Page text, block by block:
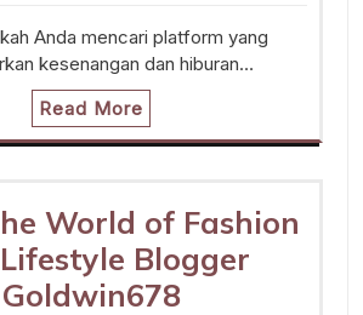
Anda mencari platform yang
kesenangan dan hiburan…
Read More
World of Fashion
Blogger
Goldwin678